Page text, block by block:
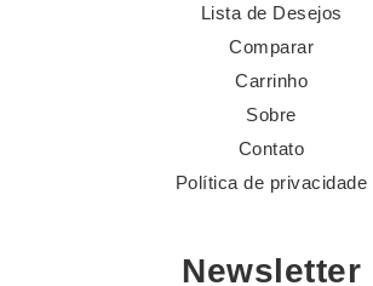
Lista de Desejos
Comparar
Carrinho
Sobre
Contato
Política de privacidade
Newsletter